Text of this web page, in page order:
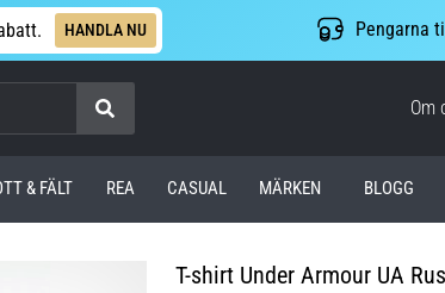
HANDLA NU Pengarna
Om
& FÄLT REA CASUAL MÄRKEN BLOGG
T-shirt Under Armour UA